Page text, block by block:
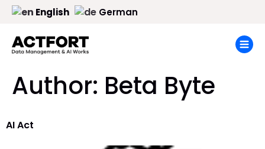
English German
Author: Beta Byte
AI Act